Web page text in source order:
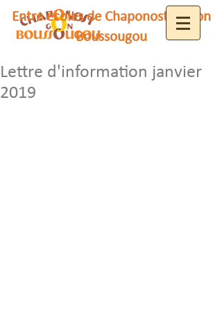
Entre écoles de Chaponost et Gon
Boussougou
Lettre d'information janvier
2019